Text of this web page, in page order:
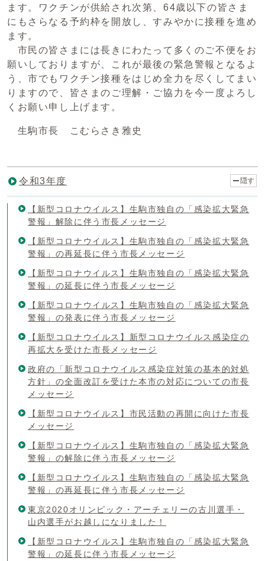
ます。ワクチンが供給され次第、64歳以下の皆さま
にもさらなる予約枠を開放し、すみやかに接種を進め
ます。
市民の皆さまには長きにわたって多くのご不便をお
願いしておりますが、これが最後の緊急警報となるよ
う、市でもワクチン接種をはじめ全力を尽くしてまい
りますので、皆さまのご理解・ご協力を今一度よろし
くお願い申し上げます。
生駒市長 こむらさき雅史
令和3年度 隠す
【新型コロナウイルス】生駒市独自の「感染拡大緊急
警報」解除に伴う市長メッセージ
【新型コロナウイルス】生駒市独自の「感染拡大緊急
警報」の再延長に伴う市長メッセージ
【新型コロナウイルス】生駒市独自の「感染拡大緊急
警報」の延長に伴う市長メッセージ
【新型コロナウイルス】生駒市独自の「感染拡大緊急
警報」の発表に伴う市長メッセージ
【新型コロナウイルス】新型コロナウイルス感染症の
再拡大を受けた市長メッセージ
政府の「新型コロナウイルス感染症対策の基本的対処
方針」の全面改訂を受けた本市の対応についての市長
メッセージ
【新型コロナウイルス】市民活動の再開に向けた市長
メッセージ
【新型コロナウイルス】生駒市独自の「感染拡大緊急
警報」の解除に伴う市長メッセージ
【新型コロナウイルス】生駒市独自の「感染拡大緊急
警報」の再延長に伴う市長メッセージ
東京2020オリンピック・アーチェリーの古川選手・
山内選手がお越しになりました！
【新型コロナウイルス】生駒市独自の「感染拡大緊急
警報」の延長に伴う市長メッセージ